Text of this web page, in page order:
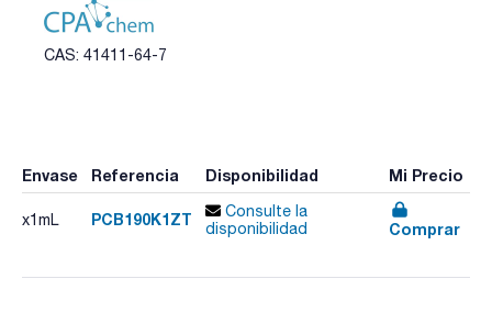
CAS: 41411-64-7
Envase Referencia Disponibilidad Mi Precio
x1mL PCB190K1ZT
Consulte la
disponibilidad
Comprar